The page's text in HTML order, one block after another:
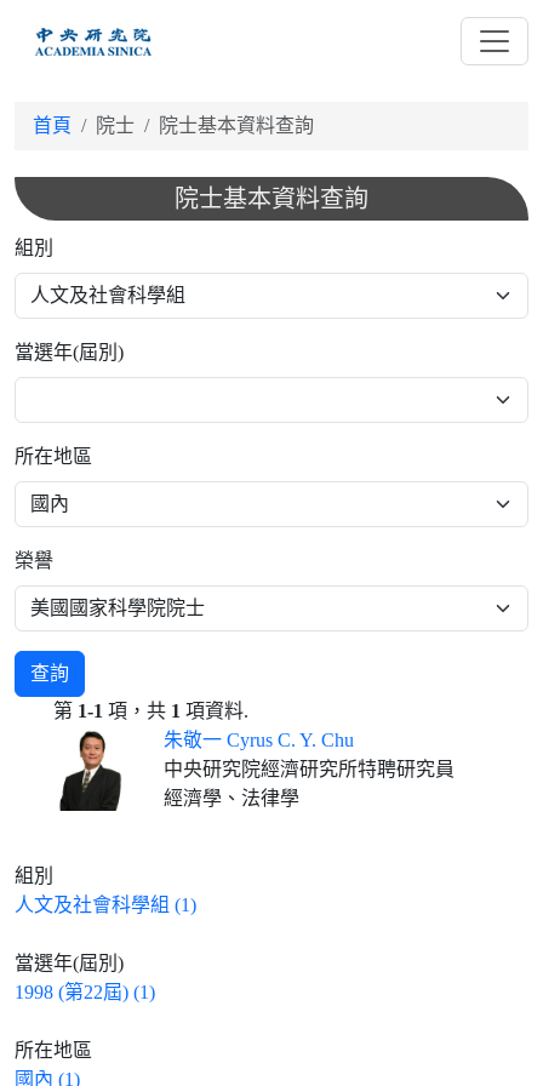
首頁 院士 院士基本資料查詢
院士基本資料查詢
組別
當選年(屆別)
所在地區
榮譽
查詢
第 1-1 項，共 1 項資料.
朱敬一 Cyrus C. Y. Chu
中央研究院經濟研究所特聘研究員
經濟學、法律學
組別
人文及社會科學組 (1)
當選年(屆別)
1998 (第22屆) (1)
所在地區
國內 (1)